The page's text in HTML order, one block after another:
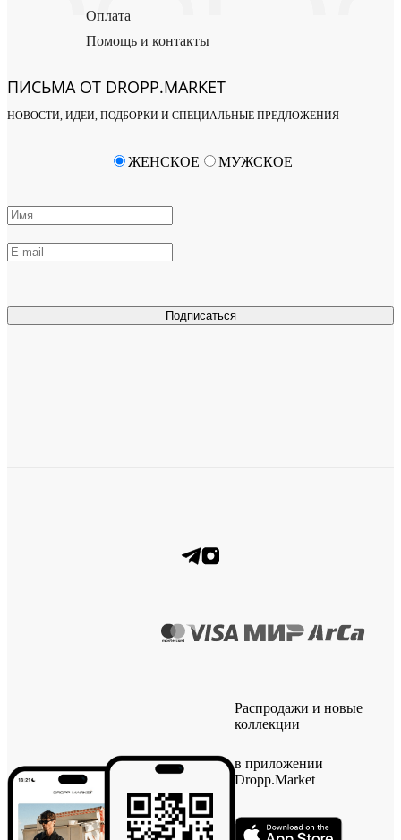
Оплата
Помощь и контакты
ПИСЬМА ОТ DROPP.MARKET
НОВОСТИ, ИДЕИ, ПОДБОРКИ И СПЕЦИАЛЬНЫЕ ПРЕДЛОЖЕНИЯ
Подписаться
ЖЕНСКОЕ МУЖСКОЕ
Распродажи и новые
коллекции
в приложении
Dropp.Market